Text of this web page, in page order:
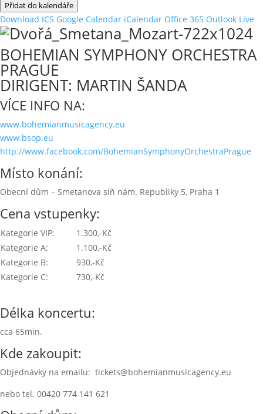
Přidat do kalendáře
Download ICS Google Calendar iCalendar Office 365 Outlook Live
BOHEMIAN SYMPHONY ORCHESTRA
PRAGUE
DIRIGENT: MARTIN ŠANDA
VÍCE INFO NA:
www.bohemianmusicagency.eu
www.bsop.eu
http://www.facebook.com/BohemianSymphonyOrchestraPrague
Místo konání:
Obecní dům – Smetanova síň nám. Republiky 5, Praha 1
Cena vstupenky:
Kategorie VIP:
1.300,-Kč
Kategorie A:
1.100,-Kč
Kategorie B:
930,-Kč
Kategorie C:
730,-Kč
Délka koncertu:
cca 65min.
Kde zakoupit:
Objednávky na emailu: tickets@bohemianmusicagency.eu
nebo tel. 00420 774 141 621